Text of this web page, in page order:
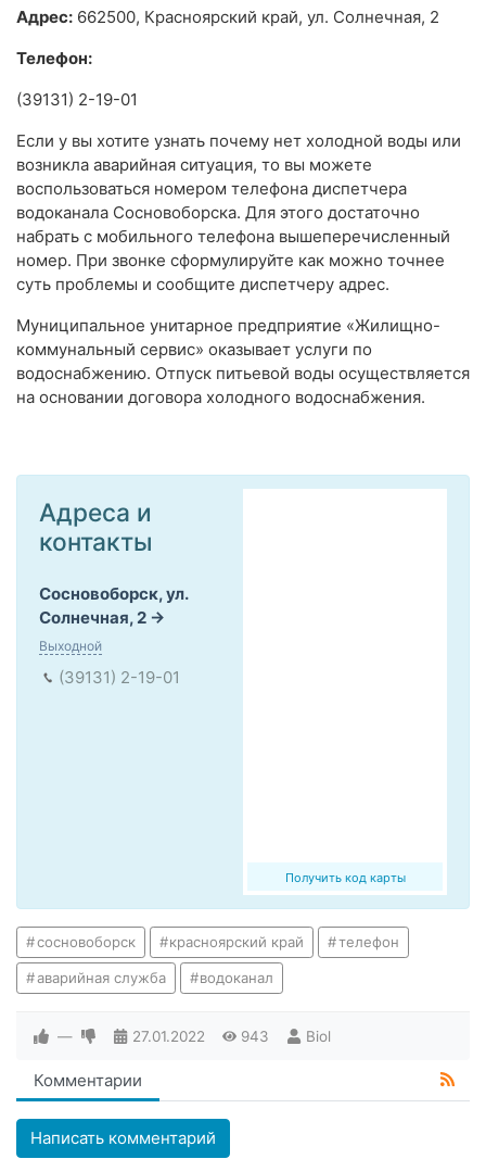
Адрес: 662500, Красноярский край, ул. Солнечная, 2
Телефон:
(39131) 2-19-01
Если у вы хотите узнать почему нет холодной воды или
возникла аварийная ситуация, то вы можете
воспользоваться номером телефона диспетчера
водоканала Сосновоборска. Для этого достаточно
набрать с мобильного телефона вышеперечисленный
номер. При звонке сформулируйте как можно точнее
суть проблемы и сообщите диспетчеру адрес.
Муниципальное унитарное предприятие «Жилищно-
коммунальный сервис» оказывает услуги по
водоснабжению. Отпуск питьевой воды осуществляется
на основании договора холодного водоснабжения.
Получить код карты
Адреса и
контакты
Сосновоборск, ул.
Солнечная, 2
Выходной
(39131) 2-19-01
сосновоборск красноярский край телефон
аварийная служба водоканал
— 27.01.2022 943 Biol
Комментарии
Написать комментарий